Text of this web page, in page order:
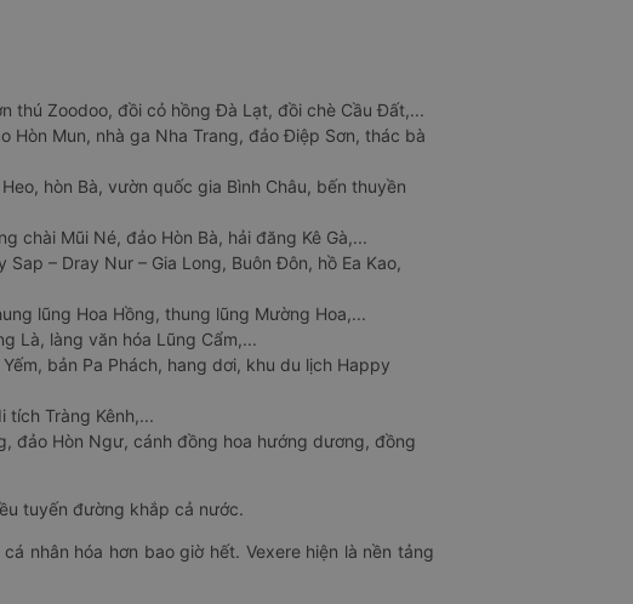
thú Zoodoo, đồi cỏ hồng Đà Lạt, đồi chè Cầu Đất,...
Hòn Mun, nhà ga Nha Trang, đảo Điệp Sơn, thác bà
hòn Bà, vườn quốc gia Bình Châu, bến thuyền
chài Mũi Né, đảo Hòn Bà, hải đăng Kê Gà,...
– Dray Nur – Gia Long, Buôn Đôn, hồ Ea Kao,
lũng Hoa Hồng, thung lũng Mường Hoa,...
Là, làng văn hóa Lũng Cẩm,...
bản Pa Phách, hang dơi, khu du lịch Happy
tích Tràng Kênh,...
đảo Hòn Ngư, cánh đồng hoa hướng dương, đồng
tuyến đường khắp cả nước.
nhân hóa hơn bao giờ hết. Vexere hiện là nền tảng